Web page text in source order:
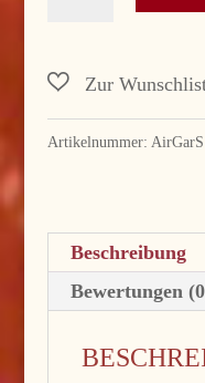
Menge
Artikelnummer: AirGarS
Beschreibung
Bewertungen